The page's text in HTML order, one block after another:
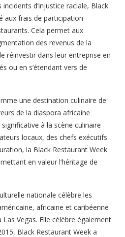
incidents d’injustice raciale, Black
aux frais de participation
Cela permet aux
des revenus de la
réinvestir dans leur entreprise en
ou en s’étendant vers de
une destination culinaire de
de la diaspora africaine
à la scène culinaire
locaux, des chefs exécutifs
la Black Restaurant Week
en valeur l’héritage de
nationale célèbre les
africaine et caribéenne
Vegas. Elle célèbre également
Black Restaurant Week a